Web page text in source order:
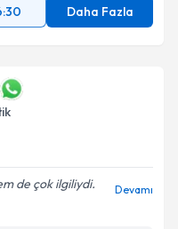
Daha Fazla
de çok ilgiliydi.
Devamı